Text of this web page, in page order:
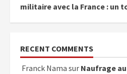
militaire avec la France : un
RECENT COMMENTS
Franck Nama sur Naufrage